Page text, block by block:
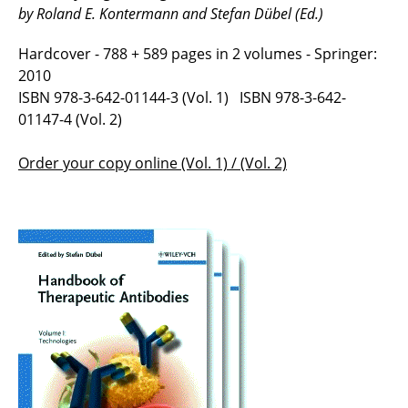
by Roland E. Kontermann and Stefan Dübel (Ed.)
Hardcover - 788 + 589 pages in 2 volumes - Springer:
2010
ISBN 978-3-642-01144-3 (Vol. 1) ISBN 978-3-642-
01147-4 (Vol. 2)
Order your copy online (Vol. 1) / (Vol. 2)